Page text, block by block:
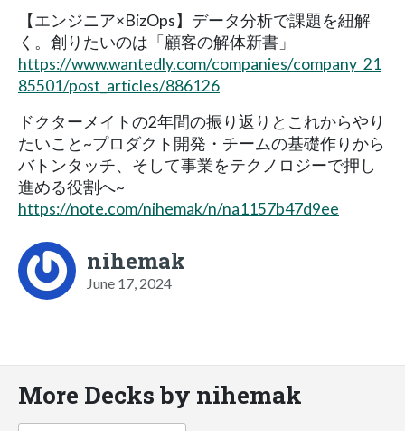
【エンジニア×BizOps】データ分析で課題を紐解
く。創りたいのは「顧客の解体新書」
https://www.wantedly.com/companies/company_21
85501/post_articles/886126
ドクターメイトの2年間の振り返りとこれからやり
たいこと~プロダクト開発・チームの基礎作りから
バトンタッチ、そして事業をテクノロジーで押し
進める役割へ~
https://note.com/nihemak/n/na1157b47d9ee
nihemak
June 17, 2024
More Decks by nihemak